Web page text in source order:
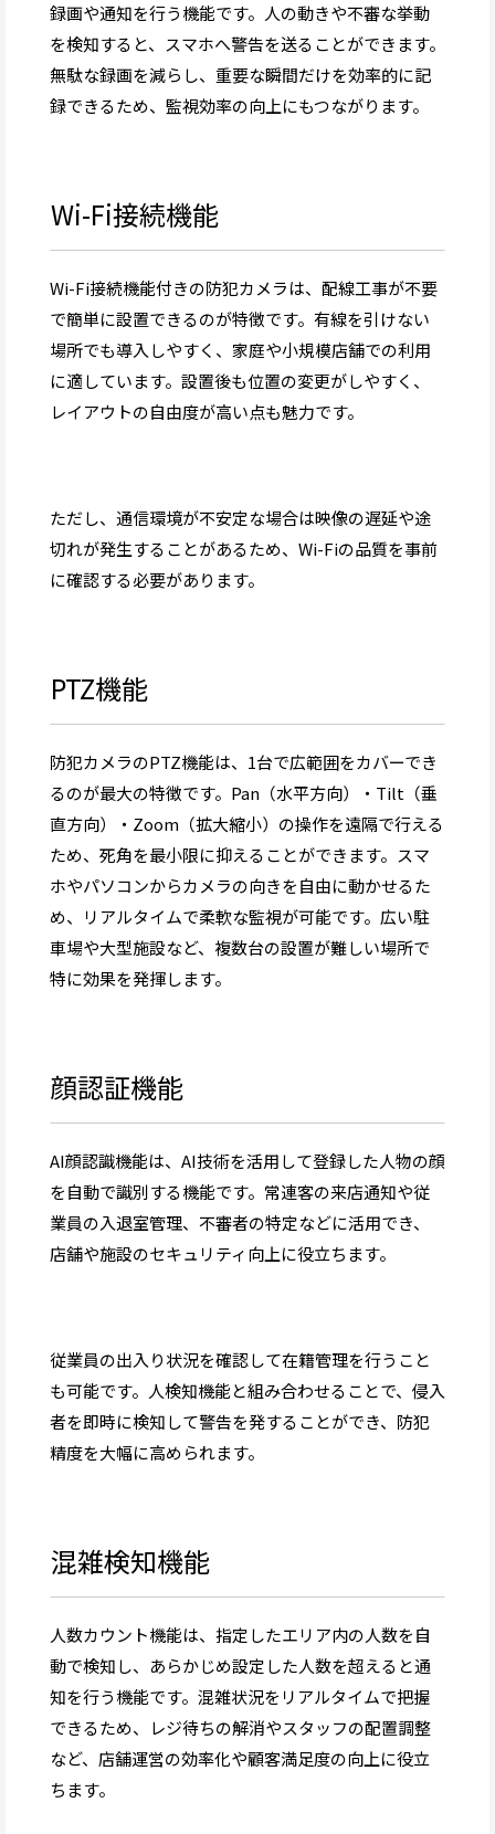
録画や通知を行う機能です。人の動きや不審な挙動
を検知すると、スマホへ警告を送ることができます。
無駄な録画を減らし、重要な瞬間だけを効率的に記
録できるため、監視効率の向上にもつながります。
Wi-Fi接続機能
Wi-Fi接続機能付きの防犯カメラは、配線工事が不要
で簡単に設置できるのが特徴です。有線を引けない
場所でも導入しやすく、家庭や小規模店舗での利用
に適しています。設置後も位置の変更がしやすく、
レイアウトの自由度が高い点も魅力です。
ただし、通信環境が不安定な場合は映像の遅延や途
切れが発生することがあるため、Wi-Fiの品質を事前
に確認する必要があります。
PTZ機能
防犯カメラのPTZ機能は、1台で広範囲をカバーでき
るのが最大の特徴です。Pan（水平方向）・Tilt（垂
直方向）・Zoom（拡大縮小）の操作を遠隔で行える
ため、死角を最小限に抑えることができます。スマ
ホやパソコンからカメラの向きを自由に動かせるた
め、リアルタイムで柔軟な監視が可能です。広い駐
車場や大型施設など、複数台の設置が難しい場所で
特に効果を発揮します。
顔認証機能
AI顔認識機能は、AI技術を活用して登録した人物の顔
を自動で識別する機能です。常連客の来店通知や従
業員の入退室管理、不審者の特定などに活用でき、
店舗や施設のセキュリティ向上に役立ちます。
従業員の出入り状況を確認して在籍管理を行うこと
も可能です。人検知機能と組み合わせることで、侵入
者を即時に検知して警告を発することができ、防犯
精度を大幅に高められます。
混雑検知機能
人数カウント機能は、指定したエリア内の人数を自
動で検知し、あらかじめ設定した人数を超えると通
知を行う機能です。混雑状況をリアルタイムで把握
できるため、レジ待ちの解消やスタッフの配置調整
など、店舗運営の効率化や顧客満足度の向上に役立
ちます。